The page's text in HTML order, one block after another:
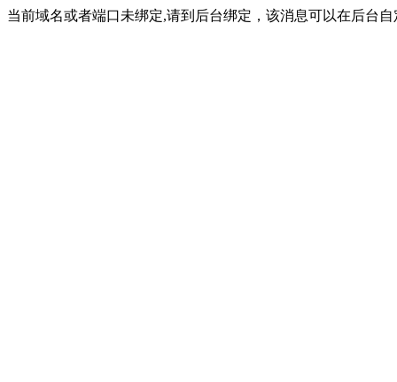
当前域名或者端口未绑定,请到后台绑定，该消息可以在后台自